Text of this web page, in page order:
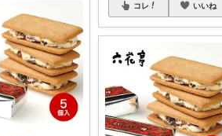
コレ いいね